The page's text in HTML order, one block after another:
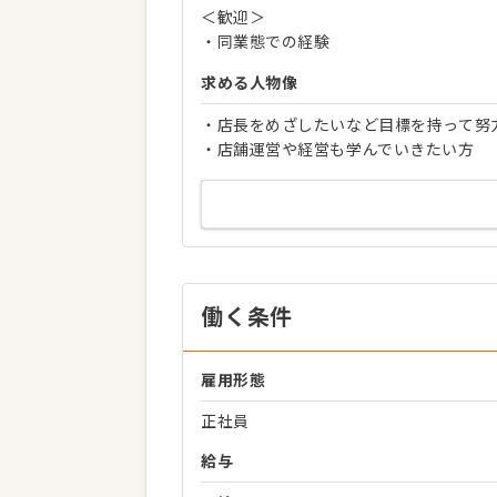
＜歓迎＞
・同業態での経験
求める人物像
・店長をめざしたいなど目標を持って努
・店舗運営や経営も学んでいきたい方
働く条件
雇用形態
正社員
給与